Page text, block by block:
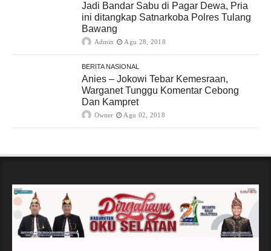
Jadi Bandar Sabu di Pagar Dewa, Pria
ini ditangkap Satnarkoba Polres Tulang
Bawang
Admin Agu 28, 2018
BERITA NASIONAL
Anies – Jokowi Tebar Kemesraan,
Warganet Tunggu Komentar Cebong
Dan Kampret
Owner Agu 02, 2018